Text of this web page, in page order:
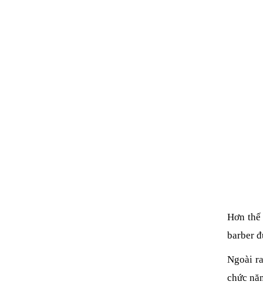
Hơn
barber
Ngoài
chức